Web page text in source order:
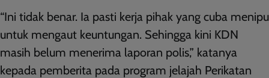
“Ini tidak benar. Ia pasti kerja pihak yang cuba menipu
untuk mengaut keuntungan. Sehingga kini KDN
masih belum menerima laporan polis,” katanya
kepada pemberita pada program jelajah Perikatan